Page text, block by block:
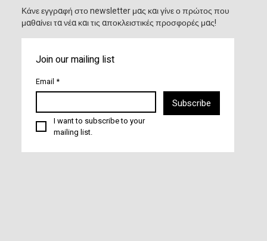
Κάνε εγγραφή στο newsletter μας και γίνε ο πρώτος που
μαθαίνει τα νέα και τις αποκλειστικές προσφορές μας!
Join our mailing list
Email *
Subscribe
I want to subscribe to your
mailing list.